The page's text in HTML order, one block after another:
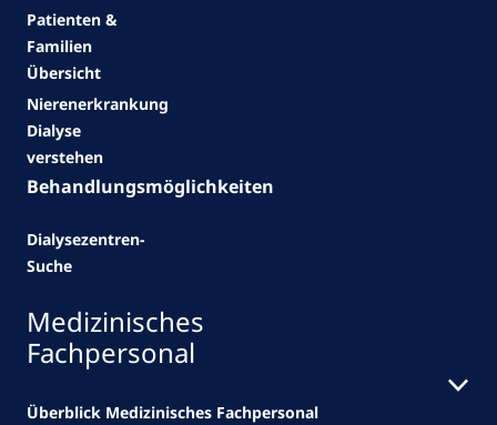
Patienten &
Familien
Übersicht
Nierenerkrankung
Dialyse
verstehen
Behandlungsmöglichkeiten
Dialysezentren-
Suche
Medizinisches
Fachpersonal
Überblick Medizinisches Fachpersonal